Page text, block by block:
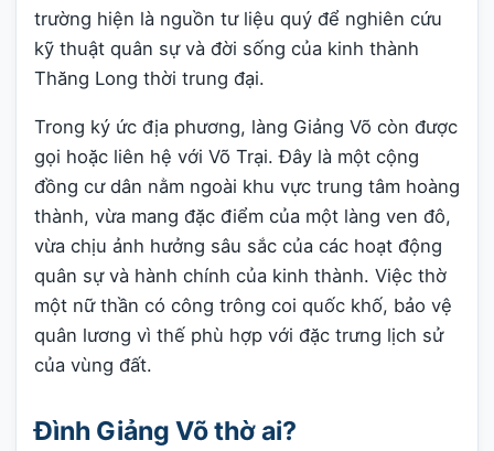
trường hiện là nguồn tư liệu quý để nghiên cứu
kỹ thuật quân sự và đời sống của kinh thành
Thăng Long thời trung đại.
Trong ký ức địa phương, làng Giảng Võ còn được
gọi hoặc liên hệ với Võ Trại. Đây là một cộng
đồng cư dân nằm ngoài khu vực trung tâm hoàng
thành, vừa mang đặc điểm của một làng ven đô,
vừa chịu ảnh hưởng sâu sắc của các hoạt động
quân sự và hành chính của kinh thành. Việc thờ
một nữ thần có công trông coi quốc khố, bảo vệ
quân lương vì thế phù hợp với đặc trưng lịch sử
của vùng đất.
Đình Giảng Võ thờ ai?